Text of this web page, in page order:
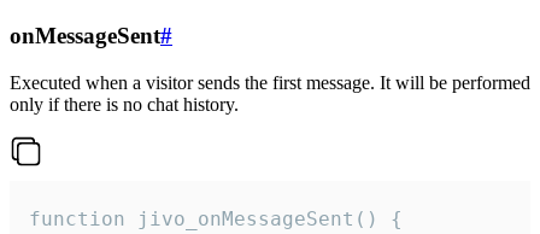
onMessageSent#
Executed when a visitor sends the first message. It will be performed
only if there is no chat history.
function jivo_onMessageSent() {